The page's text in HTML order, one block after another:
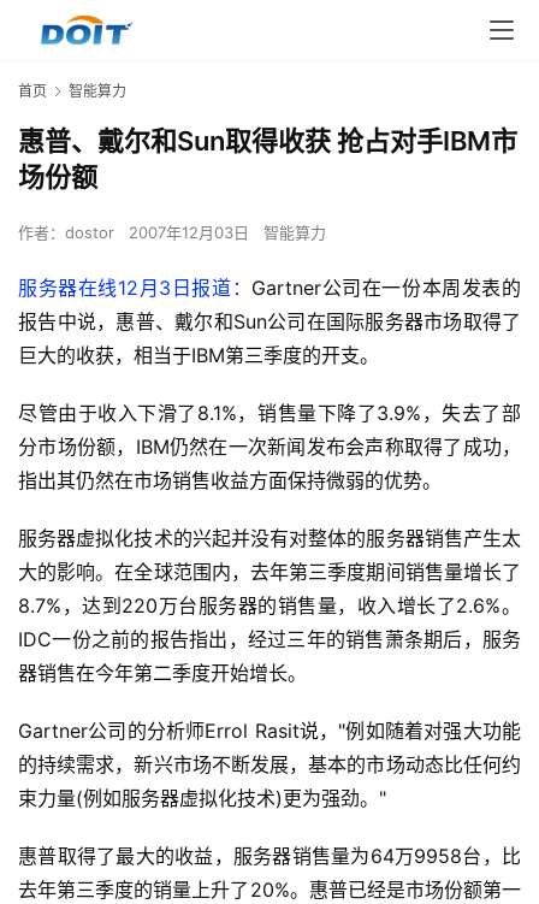
首页 智能算力
惠普、戴尔和Sun取得收获 抢占对手IBM市
场份额
作者： dostor 2007年12月03日 智能算力
服务器在线12月3日报道： Gartner公司在一份本周发表的
报告中说，惠普、戴尔和Sun公司在国际服务器市场取得了
巨大的收获，相当于IBM第三季度的开支。
尽管由于收入下滑了8.1%，销售量下降了3.9%，失去了部
分市场份额，IBM仍然在一次新闻发布会声称取得了成功，
指出其仍然在市场销售收益方面保持微弱的优势。
服务器虚拟化技术的兴起并没有对整体的服务器销售产生太
大的影响。在全球范围内，去年第三季度期间销售量增长了
8.7%，达到220万台服务器的销售量，收入增长了2.6%。
IDC一份之前的报告指出，经过三年的销售萧条期后，服务
器销售在今年第二季度开始增长。
Gartner公司的分析师Errol Rasit说，"例如随着对强大功能
的持续需求，新兴市场不断发展，基本的市场动态比任何约
束力量(例如服务器虚拟化技术)更为强劲。"
惠普取得了最大的收益，服务器销售量为64万9958台，比
去年第三季度的销量上升了20%。惠普已经是市场份额第一